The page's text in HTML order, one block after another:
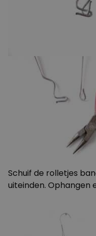
Schuif de rolletjes
uiteinden. Ophangen